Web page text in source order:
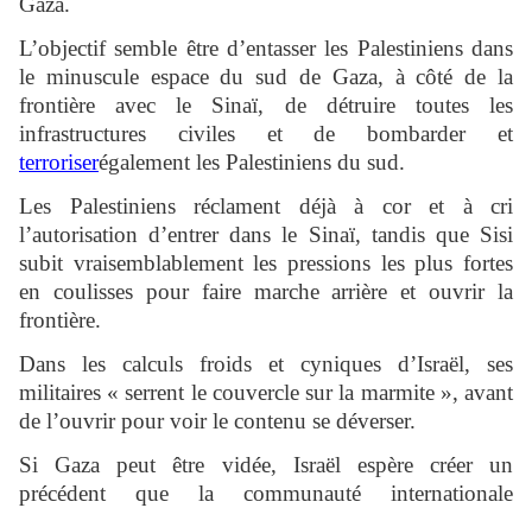
L’objectif semble être d’entasser les Palestiniens dans
le minuscule espace du sud de Gaza, à côté de la
frontière avec le Sinaï, de détruire toutes les
infrastructures civiles et de bombarder et
terroriserégalement les Palestiniens du sud.
Les Palestiniens réclament déjà à cor et à cri
l’autorisation d’entrer dans le Sinaï, tandis que Sisi
subit vraisemblablement les pressions les plus fortes
en coulisses pour faire marche arrière et ouvrir la
frontière.
Dans les calculs froids et cyniques d’Israël, ses
militaires « serrent le couvercle sur la marmite », avant
de l’ouvrir pour voir le contenu se déverser.
Si Gaza peut être vidée, Israël espère créer un
précédent que la communauté internationale